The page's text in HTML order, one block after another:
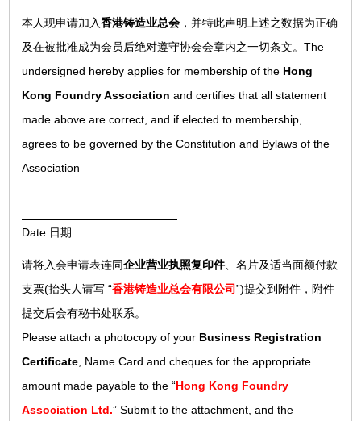
本人现申请加入香港铸造业总会 ，并特此声明上述之数据为正确
及在被批准成为会员后绝对遵守协会会章内之一切条文。The
undersigned hereby applies for membership of the Hong
Kong Foundry Association and certifies that all statement
made above are correct, and if elected to membership,
agrees to be governed by the Constitution and Bylaws of the
Association
Date 日期
请将入会申请表连同企业营业执照复印件、名片及适当面额付款
支票(抬头人请写 “香港铸造业总会有限公司”)提交到附件，附件
提交后会有秘书处联系。
Please attach a photocopy of your Business Registration
Certificate , Name Card and cheques for the appropriate
amount made payable to the “Hong Kong Foundry
Association Ltd.” Submit to the attachment, and the